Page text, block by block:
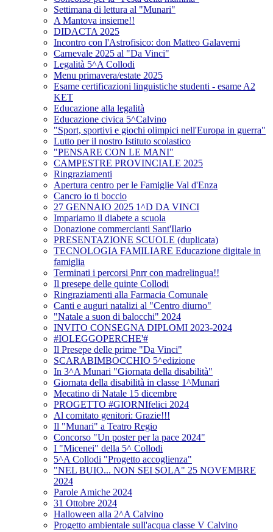
Settimana di lettura al "Munari"
A Mantova insieme!!
DIDACTA 2025
Incontro con l'Astrofisico: don Matteo Galaverni
Carnevale 2025 al "Da Vinci"
Legalità 5^A Collodi
Menu primavera/estate 2025
Esame certificazioni linguistiche studenti - esame A2
KET
Educazione alla legalità
Educazione civica 5^Calvino
"Sport, sportivi e giochi olimpici nell'Europa in guerra"
Lutto per il nostro Istituto scolastico
"PENSARE CON LE MANI"
CAMPESTRE PROVINCIALE 2025
Ringraziamenti
Apertura centro per le Famiglie Val d'Enza
Cancro io ti boccio
27 GENNAIO 2025 1^D DA VINCI
Impariamo il diabete a scuola
Donazione commercianti Sant'Ilario
PRESENTAZIONE SCUOLE (duplicata)
TECNOLOGIA FAMILIARE Educazione digitale in
famiglia
Terminati i percorsi Pnrr con madrelingua!!
Il presepe delle quinte Collodi
Ringraziamenti alla Farmacia Comunale
Canti e auguri natalizi al "Centro diurno"
"Natale a suon di balocchi" 2024
INVITO CONSEGNA DIPLOMI 2023-2024
#IOLEGGOPERCHE'#
Il Presepe delle prime "Da Vinci"
SCARABIMBOCCHIO 5^edizione
In 3^A Munari "Giornata della disabilità"
Giornata della disabilità in classe 1^Munari
Mecatino di Natale 15 dicembre
PROGETTO #GIORNIfelici 2024
Al comitato genitori: Grazie!!!
Il "Munari" a Teatro Regio
Concorso "Un poster per la pace 2024"
I "Micenei" della 5^ Collodi
5^A Collodi "Progetto accoglienza"
"NEL BUIO... NON SEI SOLA" 25 NOVEMBRE
2024
Parole Amiche 2024
31 Ottobre 2024
Halloween alla 2^A Calvino
Progetto ambientale sull'acqua classe V Calvino